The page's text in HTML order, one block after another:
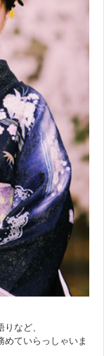
など、
ていらっしゃいま